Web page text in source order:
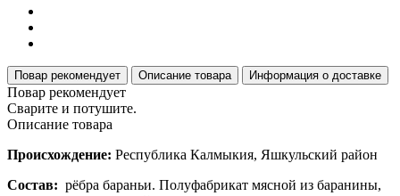
Повар рекомендует Описание товара Информация о доставке
Повар рекомендует
Сварите и потушите.
Описание товара
Происхождение: Республика Калмыкия, Яшкульский район
Состав: рёбра бараньи. Полуфабрикат мясной из баранины,